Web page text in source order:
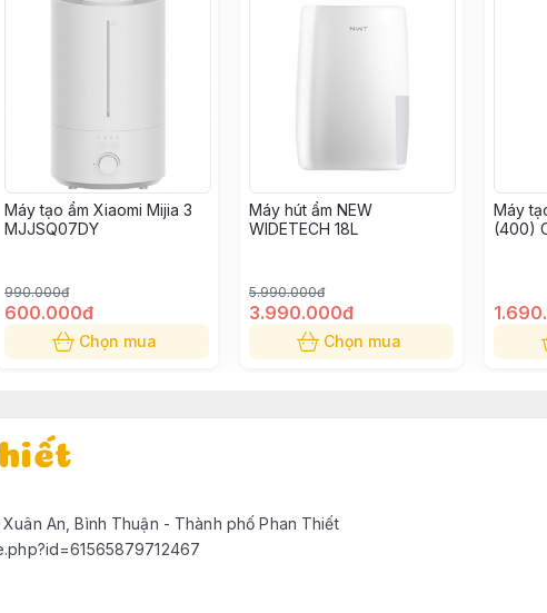
Máy tạo ẩm Xiaomi Mijia 3
MJJSQ07DY
990.000đ
600.000đ
Chọn mua
Máy hút ẩm NEW
WIDETECH 18L
5.990.000đ
3.990.000đ
Chọn mua
Máy
(400)
An, Bình Thuận - Thành phố Phan Thiết